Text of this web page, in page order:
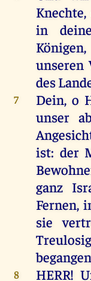
Knechte,
in
Königen
unseren
des
7 Dein, o
unser
ist: der
ganz
Fernen,
sie
begangen
8 HERR!